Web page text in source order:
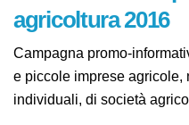
06/12/2016:
agricoltura 2016
Campagna promo-
micro e piccole imprese